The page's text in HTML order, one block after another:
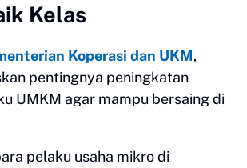
Kelas
Koperasi dan UKM,
pentingnya peningkatan
UMKM agar mampu bersaing di
pelaku usaha mikro di